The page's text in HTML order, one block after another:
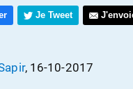
Je Tweet
, 16-10-2017